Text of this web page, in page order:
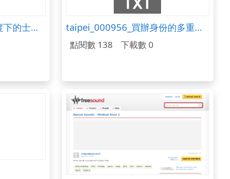
taipei_000619_科舉制度下的士大夫.txt taipei_000956_買辦身份的多重性.txt
點閱數 138 下載數 0